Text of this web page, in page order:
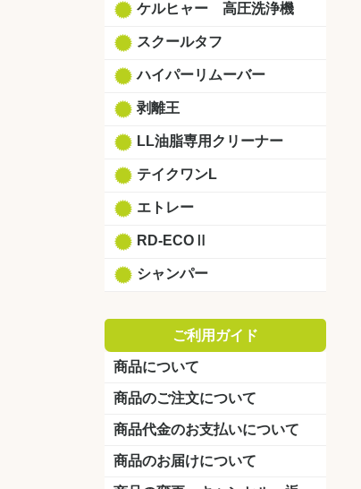
ケルヒャー 高圧洗浄機
スクールタフ
ハイパーリムーバー
剥離王
LL油脂専用クリーナー
テイクワンL
エトレー
RD-ECOⅡ
シャンパー
ご利用ガイド
商品について
商品のご注文について
商品代金のお支払いについて
商品のお届けについて